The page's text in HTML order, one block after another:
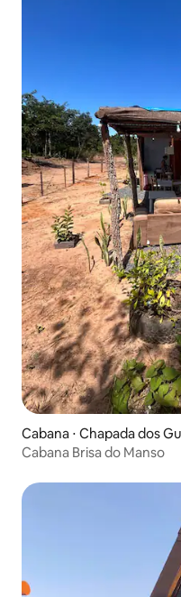
Cabana ⋅ Chapada dos
Cabana Brisa do Manso